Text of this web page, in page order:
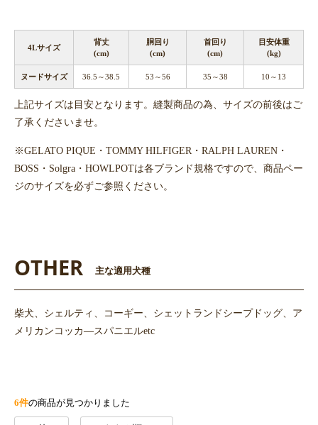
4Lサイズ
背丈
(cm)
胴回り
(cm)
首回り
(cm)
目安体重
(kg)
ヌードサイズ 36.5～38.5 53～56 35～38 10～13
上記サイズは目安となります。縫製商品の為、サイズの前後はご
了承くださいませ。
※GELATO PIQUE・TOMMY HILFIGER・RALPH LAUREN・
BOSS・Solgra・HOWLPOTは各ブランド規格ですので、商品ペー
ジのサイズを必ずご参照ください。
OTHER 主な適用犬種
柴犬、シェルティ、コーギー、シェットランドシープドッグ、ア
メリカンコッカ―スパニエルetc
6件の商品が見つかりました